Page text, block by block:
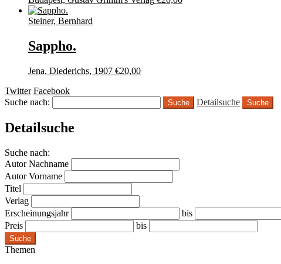
Steiner, Bernhard
Sappho.
Jena, Diederichs, 1907 €20,00
Twitter Facebook
Suche nach:
Detailsuche Suche
Detailsuche
Suche nach:
Autor Nachname
Autor Vorname
Titel
Verlag
Erscheinungsjahr
bis
Preis
bis
Suche
Themen